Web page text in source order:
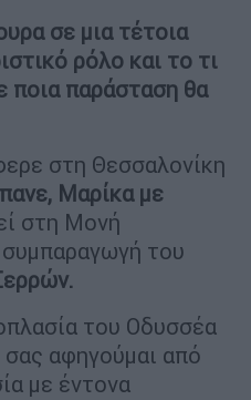
σε μια τέτοια
ρόλο και το τι
ποια παράσταση θα
στη Θεσσαλονίκη
Μαρίκα με
στη Μονή
συμπαραγωγή του
του Οδυσσέα
σας αφηγούμαι από
με έντονα